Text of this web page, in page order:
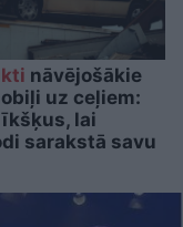
nāvējošākie
uz ceļiem:
lai
sarakstā savu